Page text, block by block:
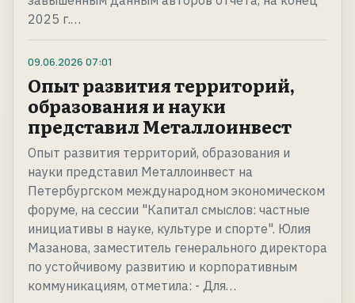
2025 г.…
09.06.2026 07:01
Опыт развития территорий,
образования и науки
представил Металлоинвест
Опыт развития территорий, образования и
науки представил Металлоинвест на
Петербургском международном экономическом
форуме, на сессии "Капитал смыслов: частные
инициативы в науке, культуре и спорте". Юлия
Мазанова, заместитель генерального директора
по устойчивому развитию и корпоративным
коммуникациям, отметила: - Для…